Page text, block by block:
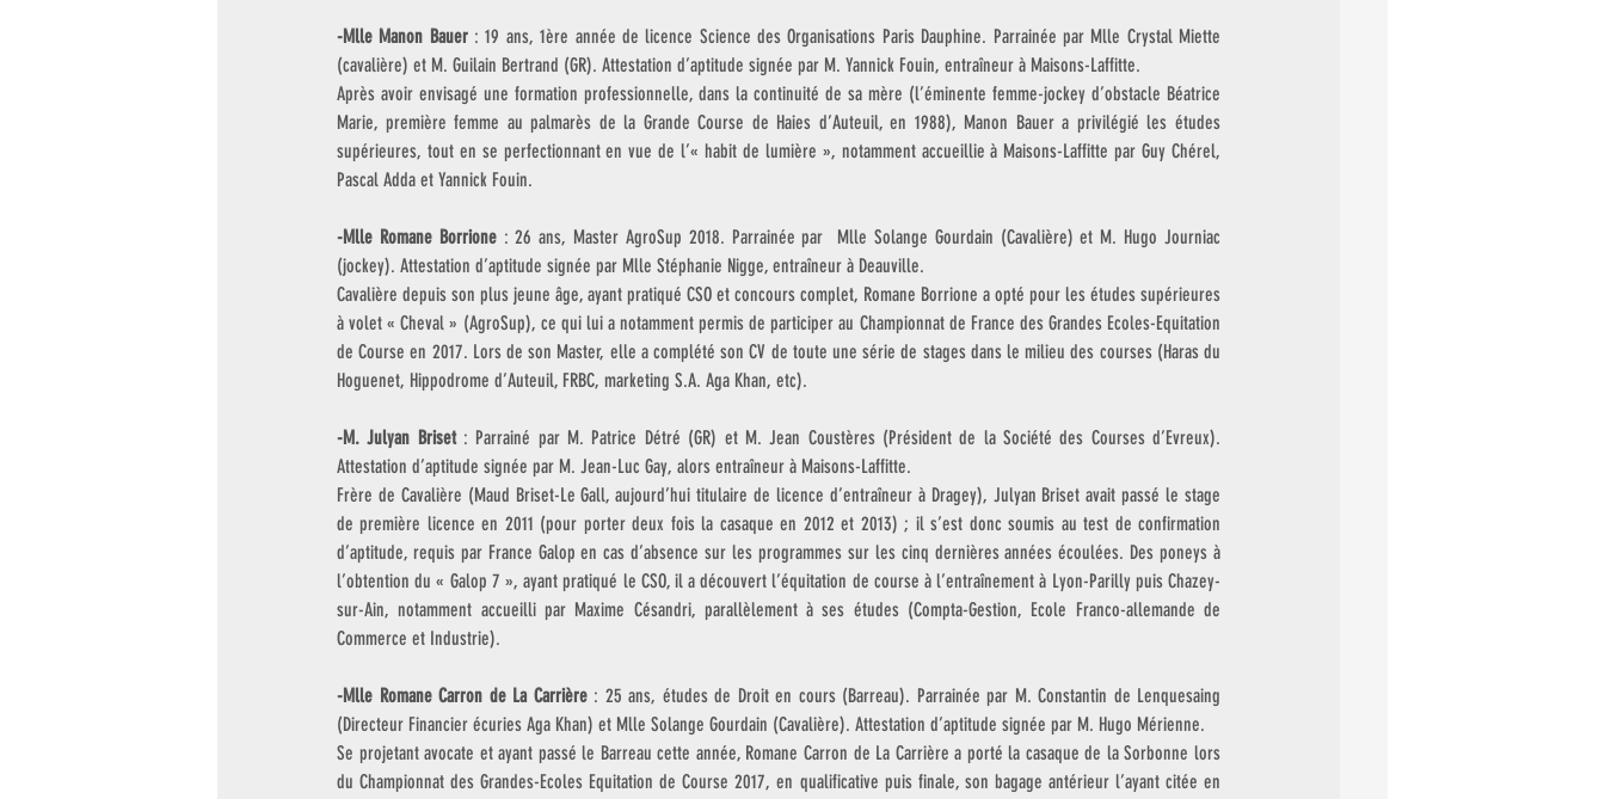
-Mlle Manon Bauer : 19 ans, 1ère année de licence Science des Organisations Paris Dauphine. Parrainée par Mlle Crystal Miette
(cavalière) et M. Guilain Bertrand (GR). Attestation d’aptitude signée par M. Yannick Fouin, entraîneur à Maisons-Laffitte.
Après avoir envisagé une formation professionnelle, dans la continuité de sa mère (l’éminente femme-jockey d’obstacle Béatrice
Marie, première femme au palmarès de la Grande Course de Haies d’Auteuil, en 1988), Manon Bauer a privilégié les études
supérieures, tout en se perfectionnant en vue de l’« habit de lumière », notamment accueillie à Maisons-Laffitte par Guy Chérel,
Pascal Adda et Yannick Fouin.
-Mlle Romane Borrione : 26 ans, Master AgroSup 2018. Parrainée par  Mlle Solange Gourdain (Cavalière) et M. Hugo Journiac
(jockey). Attestation d’aptitude signée par Mlle Stéphanie Nigge, entraîneur à Deauville.
Cavalière depuis son plus jeune âge, ayant pratiqué CSO et concours complet, Romane Borrione a opté pour les études supérieures
à volet « Cheval » (AgroSup), ce qui lui a notamment permis de participer au Championnat de France des Grandes Ecoles-Equitation
de Course en 2017. Lors de son Master, elle a complété son CV de toute une série de stages dans le milieu des courses (Haras du
Hoguenet, Hippodrome d’Auteuil, FRBC, marketing S.A. Aga Khan, etc).
-M. Julyan Briset : Parrainé par M. Patrice Détré (GR) et M. Jean Coustères (Président de la Société des Courses d’Evreux).
Attestation d’aptitude signée par M. Jean-Luc Gay, alors entraîneur à Maisons-Laffitte.
Frère de Cavalière (Maud Briset-Le Gall, aujourd’hui titulaire de licence d’entraîneur à Dragey), Julyan Briset avait passé le stage
de première licence en 2011 (pour porter deux fois la casaque en 2012 et 2013) ; il s’est donc soumis au test de confirmation
d’aptitude, requis par France Galop en cas d’absence sur les programmes sur les cinq dernières années écoulées. Des poneys à
l’obtention du « Galop 7 », ayant pratiqué le CSO, il a découvert l’équitation de course à l’entraînement à Lyon-Parilly puis Chazey-
sur-Ain, notamment accueilli par Maxime Césandri, parallèlement à ses études (Compta-Gestion, Ecole Franco-allemande de
Commerce et Industrie).
-Mlle Romane Carron de La Carrière : 25 ans, études de Droit en cours (Barreau). Parrainée par M. Constantin de Lenquesaing
(Directeur Financier écuries Aga Khan) et Mlle Solange Gourdain (Cavalière). Attestation d’aptitude signée par M. Hugo Mérienne.
Se projetant avocate et ayant passé le Barreau cette année, Romane Carron de La Carrière a porté la casaque de la Sorbonne lors
du Championnat des Grandes-Ecoles Equitation de Course 2017, en qualificative puis finale, son bagage antérieur l’ayant citée en